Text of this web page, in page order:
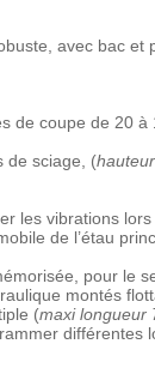
avec bac et
de coupe de 20 à
de sciage, (
les vibrations lors
de l’étau
pour le
montés
(maxi longueur
différentes